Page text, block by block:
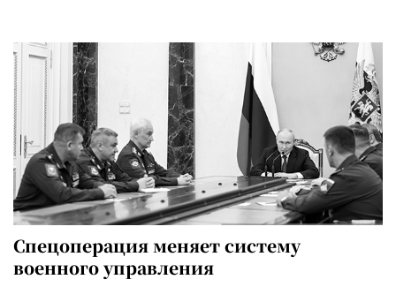
Спецоперация меняет систему
военного управления